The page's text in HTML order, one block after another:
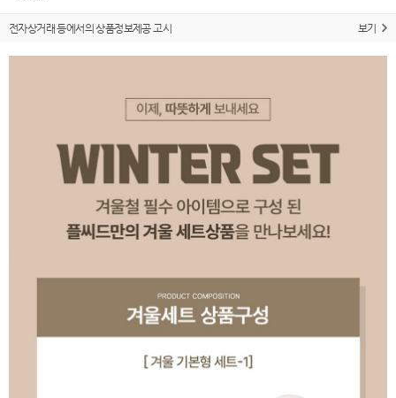
전자상거래 등에서의 상품정보제공 고시 보기